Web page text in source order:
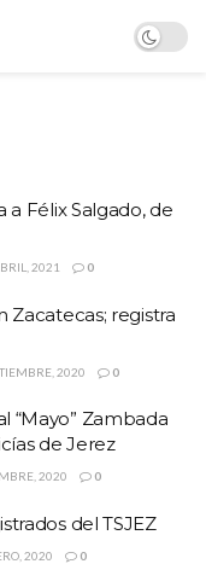
a Félix Salgado, de
2021 0
Zacatecas; registra
2020 0
“Mayo” Zambada
de Jerez
2020 0
del TSJEZ
2020 0